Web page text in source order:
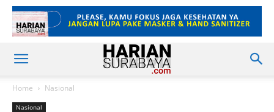
Home Nasional
Nasional